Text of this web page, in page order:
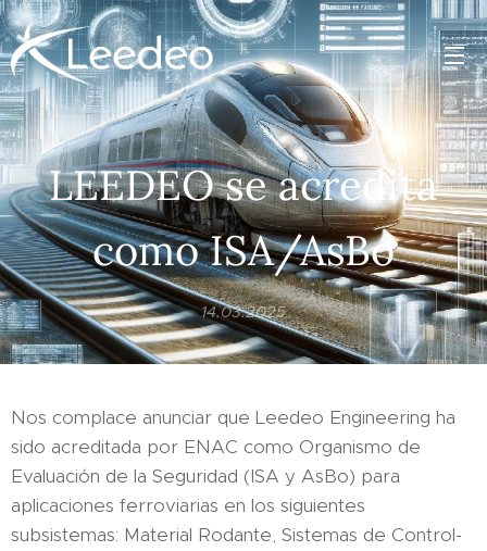
LEEDEO se acredita
como ISA/AsBo
14.03.2025
Nos complace anunciar que Leedeo Engineering ha
sido acreditada por ENAC como Organismo de
Evaluación de la Seguridad (ISA y AsBo) para
aplicaciones ferroviarias en los siguientes
subsistemas: Material Rodante, Sistemas de Control-